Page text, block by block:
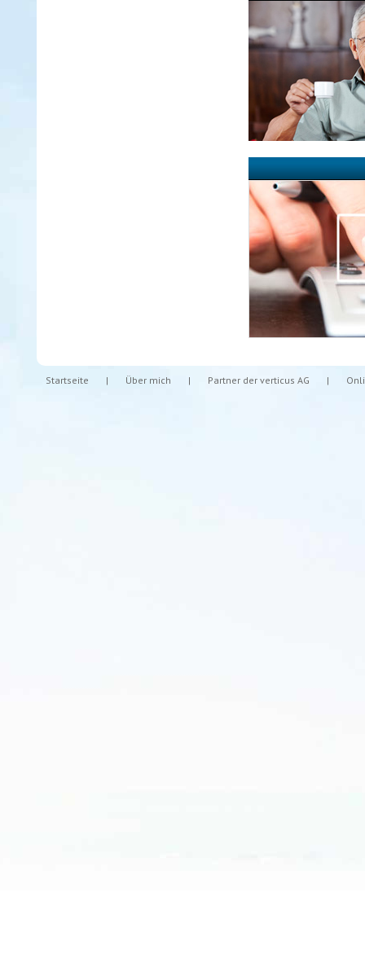
Startseite | Über mich | Partner der verticus AG |